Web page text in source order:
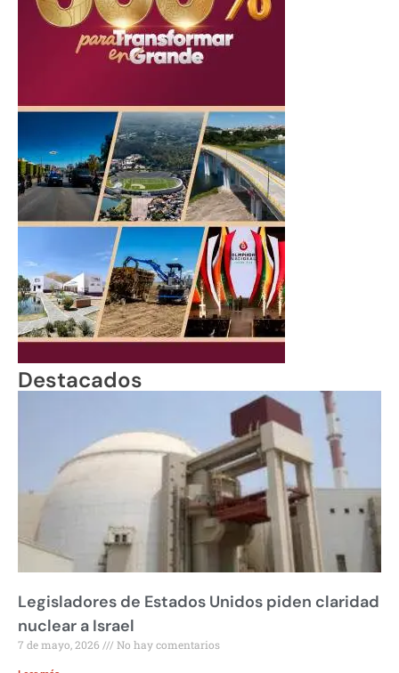
Destacados
Legisladores de Estados Unidos piden claridad
nuclear a Israel
7 de mayo, 2026 No hay comentarios